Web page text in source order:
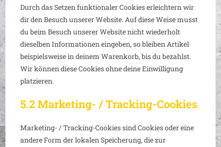
Durch das Setzen funktionaler Cookies erleichtern wir
dir den Besuch unserer Website. Auf diese Weise musst
du beim Besuch unserer Website nicht wiederholt
dieselben Informationen eingeben, so bleiben Artikel
beispielsweise in deinem Warenkorb, bis du bezahlst.
Wir können diese Cookies ohne deine Einwilligung
platzieren.
5.2 Marketing- / Tracking-Cookies
Marketing- / Tracking-Cookies sind Cookies oder eine
andere Form der lokalen Speicherung, die zur